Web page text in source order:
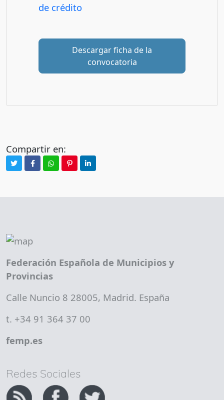
de crédito
Descargar ficha de la
convocatoria
Compartir en:
Federación Española de Municipios y
Provincias
Calle Nuncio 8 28005, Madrid. España
t. +34 91 364 37 00
femp.es
Redes Sociales